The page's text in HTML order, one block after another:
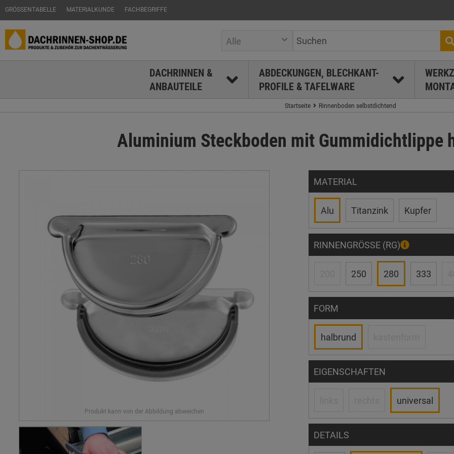
GRÖSSENTABELLE MATERIALKUNDE FACHBEGRIFFE
Alle
DACHRINNEN &
ANBAUTEILE
ABDECKUNGEN, BLECHKANT-
PROFILE & TAFELWARE
Startseite Rinnenboden selbstdichtend
Aluminium Steckboden mit Gummidichtlippe
MATERIAL
Alu Titanzink Kupfer
RINNENGRÖSSE (RG)
250 280 333
FORM
halbrund
EIGENSCHAFTEN
universal
DETAILS